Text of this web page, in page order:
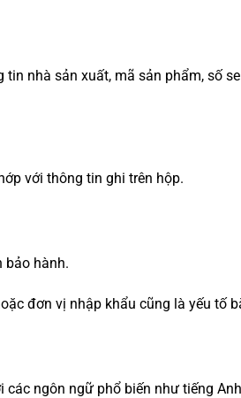
nhà sản xuất, mã sản phẩm, số
với thông tin ghi trên hộp.
bảo hành.
đơn vị nhập khẩu cũng là yếu tố
ngôn ngữ phổ biến như tiếng